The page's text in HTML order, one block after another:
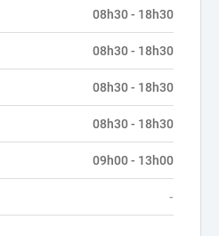
08h30 - 18h30
08h30 - 18h30
08h30 - 18h30
08h30 - 18h30
09h00 - 13h00
-